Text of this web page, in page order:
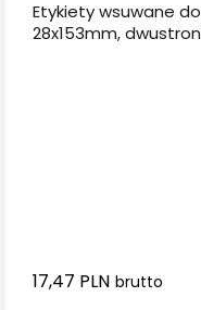
Etykiety wsuwane
28x153mm,
17,47 PLN brutto